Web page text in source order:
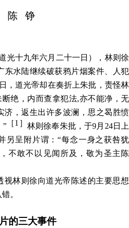
陈 铮
道光十九年六月二十一日），林则徐
东水陆继续破获鸦片烟案件、人犯
，道光帝却在奏折上朱批，责怪林
绝，内而查拿犯法,亦不能净，无
济，返生出许多波澜，思之曷胜愤
” ［1］ 林则徐奉朱批，于9月24日上
另呈附片谓：“每念一身之获咎犹
不敢不以见闻所及，敬为圣主陈
视林则徐向道光帝陈述的主要思想
。
的三大事件